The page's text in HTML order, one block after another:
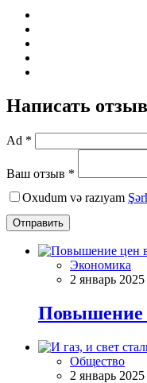
Написать отзыв
Ad *
Ваш отзыв *
Oxudum və razıyam
Отправить
Экономика
2 январь 2025
Повышение
Общество
2 январь